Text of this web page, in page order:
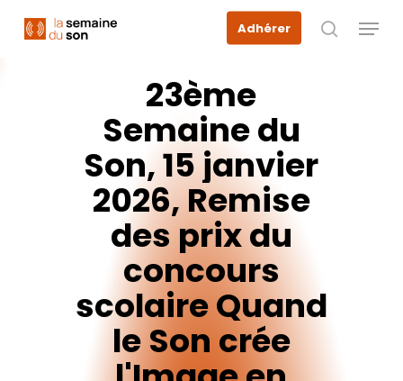
Adhérer
recherche
Menu
23ème
Semainedu
Son,15janvier
2026,Remise
desprixdu
concours
scolaireQuand
leSon crée